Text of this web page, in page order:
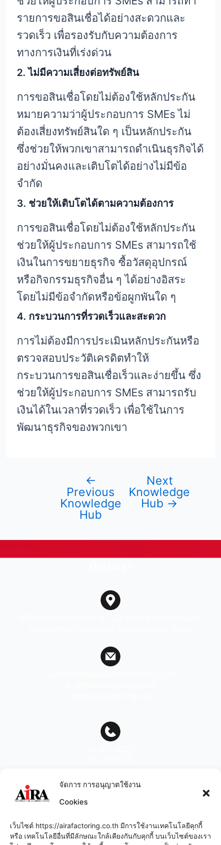
จัดการ การอนุญาตใช้งาน
Cookies
เว็บไซต์ https://airafactoring.co.th มีการใช้งานเทคโนโลยีคุกกี้
หรือ เทคโนโลยีอื่นที่มีลักษณะใกล้เคียงกันกับคุกกี้ บนเว็บไซต์ของเรา
รายการขอสินเชื่อได้อย่างสะดวกและ
รวดเร็ว เพื่อรองรับกับความต้องการ
ทางการเงินที่เร่งด่วน
2. ไม่มีความเสี่ยงต่อทรัพย์สิน
การขอสินเชื่อโดยไม่ต้องใช้หลักประกัน
หมายความว่าผู้ประกอบการ SMEs ไม่
ต้องเสี่ยงทรัพย์สินใด ๆ เป็นหลักประกัน
ซึ่งช่วยให้พวกเขาสามารถดำเนินธุรกิจได้
อย่างมั่นคงและเติบโตได้อย่างไม่มีข้อ
จำกัด
3. ช่วยให้เติบโตได้ตามความต้องการ
การขอสินเชื่อโดยไม่ต้องใช้หลักประกัน
ช่วยให้ผู้ประกอบการ SMEs สามารถใช้
เงินในการขยายธุรกิจ ซื้อวัสดุอุปกรณ์
หรือกิจกรรมธุรกิจอื่น ๆ ได้อย่างอิสระ
โดยไม่มีข้อจำกัดหรือข้อผูกพันใด ๆ
4. กระบวนการที่รวดเร็วและสะดวก
การไม่ต้องมีการประเมินหลักประกันหรือ
ตรวจสอบประวัติเครดิตทำให้
กระบวนการขอสินเชื่อเร็วและง่ายขึ้น ซึ่ง
ช่วยให้ผู้ประกอบการ SMEs สามารถรับ
เงินได้ในเวลาที่รวดเร็ว เพื่อใช้ในการ
พัฒนาธุรกิจของพวกเขา
←
Previous
Knowledge
Hub
Next
Knowledge
Hub →